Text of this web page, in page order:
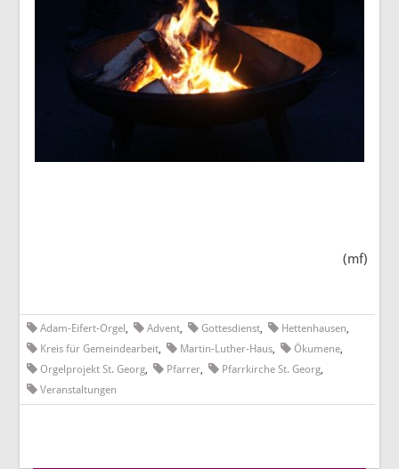
(mf)
Adam-Eifert-Orgel , Advent, Gottesdienst, Hettenhausen,
Kreis für Gemeindearbeit, Martin-Luther-Haus, Ökumene,
Orgelprojekt St. Georg, Pfarrer, Pfarrkirche St. Georg,
Veranstaltungen